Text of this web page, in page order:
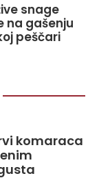
snage
na gašenju
peščari
komaraca